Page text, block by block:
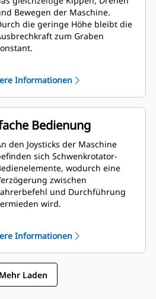
Bewegen der Maschine.
die geringe Höhe bleibt die
zum Graben
in Sekundenschnelle
werden.
Sie mehr Arbeit mit
weniger Anbaugeräten und
Informationen
Bedienung
den Joysticks der Maschine
sich Schwenkrotator-
wodurch eine
zwischen
und Durchführung
wird.
wodurch die
des Rotors
wird.
Das Schmiersystem hat eine
die an die
Informationen
Mehr Laden